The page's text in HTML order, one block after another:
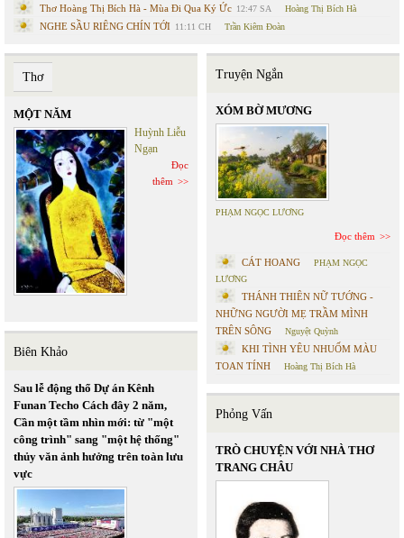
Thơ Hoàng Thị Bích Hà - Mùa Đi Qua Ký Ức 12:47 SA Hoàng Thị Bích Hà
NGHE SẦU RIÊNG CHÍN TỚI 11:11 CH Trần Kiêm Đoàn
Thơ
MỘT NĂM
Huỳnh Liễu
Ngạn
Đọc
thêm
Biên Khảo
Sau lễ động thổ Dự án Kênh
Funan Techo Cách đây 2 năm,
Cần một tầm nhìn mới: từ "một
công trình" sang "một hệ thống"
thủy văn ảnh hưởng trên toàn lưu
vực
Truyện Ngắn
XÓM BỜ MƯƠNG
PHẠM NGỌC LƯƠNG
Đọc thêm
CÁT HOANG
PHẠM NGỌC
LƯƠNG
THÁNH THIÊN NỮ TƯỚNG -
NHỮNG NGƯỜI MẸ TRẦM MÌNH
TRÊN SÔNG
Nguyệt Quỳnh
KHI TÌNH YÊU NHUỐM MÀU
TOAN TÍNH
Hoàng Thị Bích Hà
Phỏng Vấn
TRÒ CHUYỆN VỚI NHÀ THƠ
TRANG CHÂU